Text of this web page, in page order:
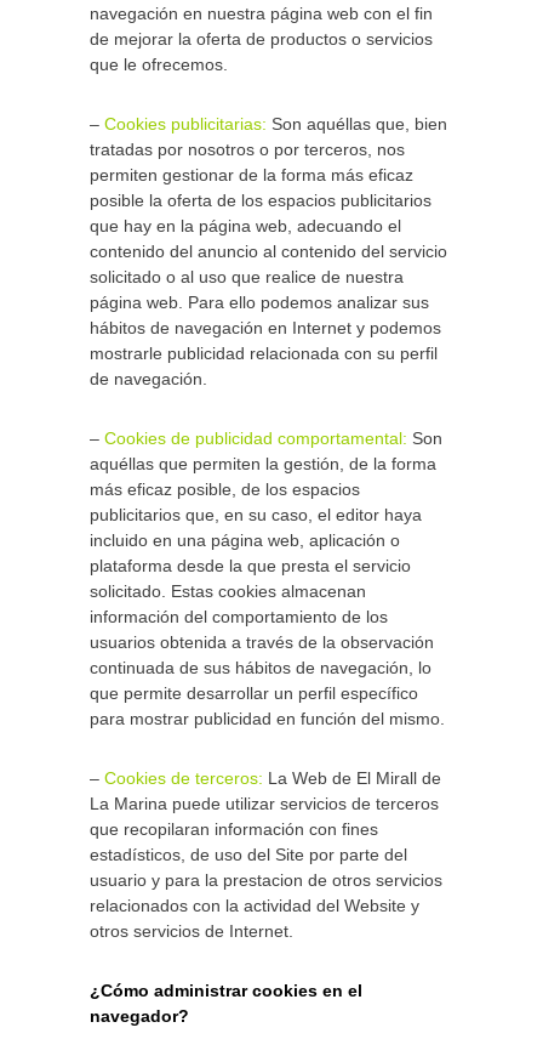
navegación en nuestra página web con el fin
de mejorar la oferta de productos o servicios
que le ofrecemos.
– Cookies publicitarias: Son aquéllas que, bien
tratadas por nosotros o por terceros, nos
permiten gestionar de la forma más eficaz
posible la oferta de los espacios publicitarios
que hay en la página web, adecuando el
contenido del anuncio al contenido del servicio
solicitado o al uso que realice de nuestra
página web. Para ello podemos analizar sus
hábitos de navegación en Internet y podemos
mostrarle publicidad relacionada con su perfil
de navegación.
– Cookies de publicidad comportamental: Son
aquéllas que permiten la gestión, de la forma
más eficaz posible, de los espacios
publicitarios que, en su caso, el editor haya
incluido en una página web, aplicación o
plataforma desde la que presta el servicio
solicitado. Estas cookies almacenan
información del comportamiento de los
usuarios obtenida a través de la observación
continuada de sus hábitos de navegación, lo
que permite desarrollar un perfil específico
para mostrar publicidad en función del mismo.
– Cookies de terceros: La Web de El Mirall de
La Marina puede utilizar servicios de terceros
que recopilaran información con fines
estadísticos, de uso del Site por parte del
usuario y para la prestacion de otros servicios
relacionados con la actividad del Website y
otros servicios de Internet.
¿Cómo administrar cookies en el
navegador?